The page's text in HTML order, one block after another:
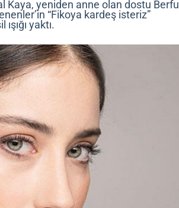
Kaya, yeniden anne olan dostu Berfu
“Fikoya kardeş isteriz”
yaktı.